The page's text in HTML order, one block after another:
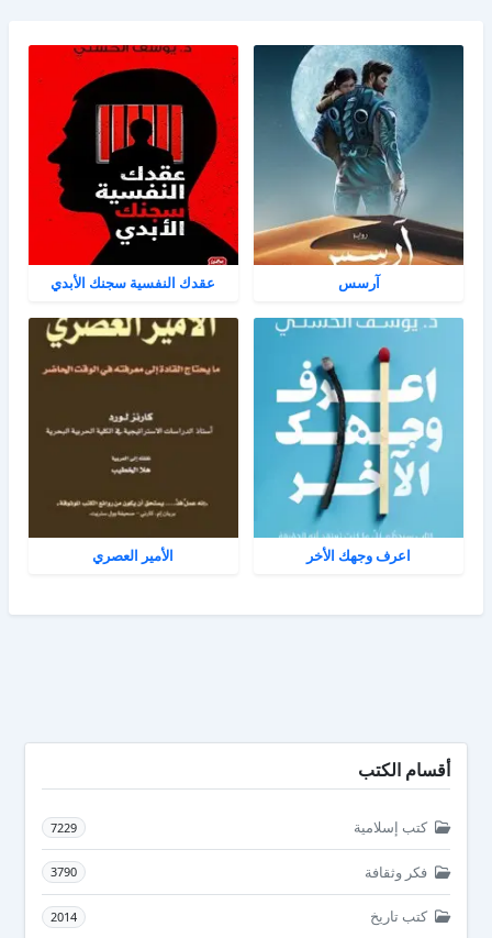
آرسس عقدك النفسية سجنك الأبدي
اعرف وجهك الأخر الأمير العصري
أقسام الكتب
كتب إسلامية 7229
فكر وثقافة 3790
كتب تاريخ 2014